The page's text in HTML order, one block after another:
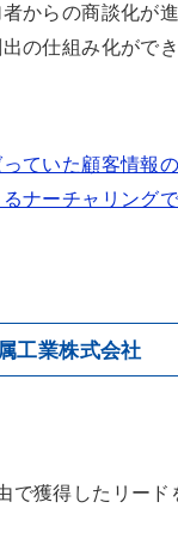
からの商談化が
の仕組み化がで
ていた顧客情報
ナーチャリング
工業株式会社
で獲得したリード